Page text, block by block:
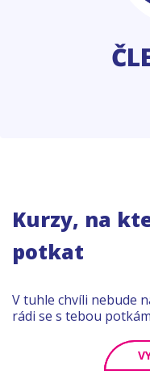
Kurzy, na
potkat
V tuhle chvíli nebude
rádi se s tebou